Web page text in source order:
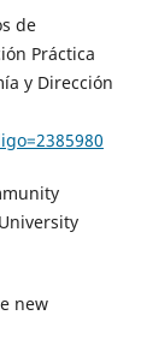
de
Práctica
y Dirección
new